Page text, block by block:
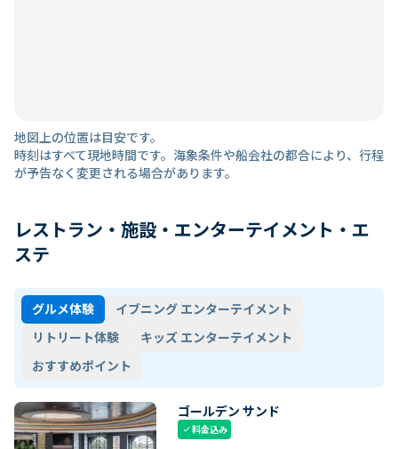
地図上の位置は目安です。
時刻はすべて現地時間です。海象条件や船会社の都合により、行程
が予告なく変更される場合があります。
レストラン・施設・エンターテイメント・エ
ステ
グルメ体験
イブニング エンターテイメント
リトリート体験
キッズ エンターテイメント
おすすめポイント
ゴールデン サンド
check料金込み